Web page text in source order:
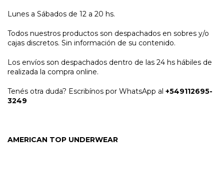
Lunes a Sábados de 12 a 20 hs.
Todos nuestros productos son despachados en sobres y/o
cajas discretos. Sin información de su contenido.
Los envíos son despachados dentro de las 24 hs hábiles de
realizada la compra online.
Tenés otra duda? Escribínos por WhatsApp al +549112695-
3249
AMERICAN TOP UNDERWEAR